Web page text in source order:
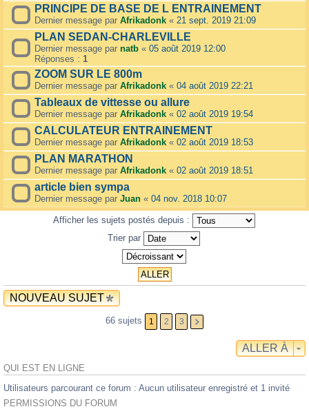
PRINCIPE DE BASE DE L ENTRAINEMENT
Dernier message par Afrikadonk « 21 sept. 2019 21:09
PLAN SEDAN-CHARLEVILLE
Dernier message par natb « 05 août 2019 12:00
Réponses : 1
ZOOM SUR LE 800m
Dernier message par Afrikadonk « 04 août 2019 22:21
Tableaux de vittesse ou allure
Dernier message par Afrikadonk « 02 août 2019 19:54
CALCULATEUR ENTRAINEMENT
Dernier message par Afrikadonk « 02 août 2019 18:53
PLAN MARATHON
Dernier message par Afrikadonk « 02 août 2019 18:51
article bien sympa
Dernier message par Juan « 04 nov. 2018 10:07
Afficher les sujets postés depuis :
Trier par
NOUVEAU SUJET
66 sujets 1 2 3
ALLER À
QUI EST EN LIGNE
Utilisateurs parcourant ce forum : Aucun utilisateur enregistré et 1 invité
PERMISSIONS DU FORUM